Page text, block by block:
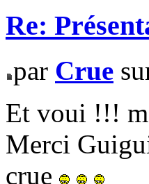
Re:
par Crue
Et voui !!!
Merci
crue